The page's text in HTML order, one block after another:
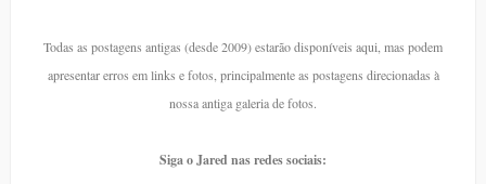
Todas as postagens antigas (desde 2009) estarão disponíveis aqui, mas podem
apresentar erros em links e fotos, principalmente as postagens direcionadas à
nossa antiga galeria de fotos.
Siga o Jared nas redes sociais: